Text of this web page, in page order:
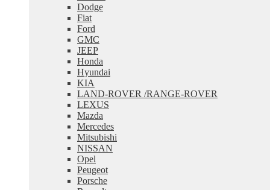
Dodge
Fiat
Ford
GMC
JEEP
Honda
Hyundai
KIA
LAND-ROVER /RANGE-ROVER
LEXUS
Mazda
Mercedes
Mitsubishi
NISSAN
Opel
Peugeot
Porsche